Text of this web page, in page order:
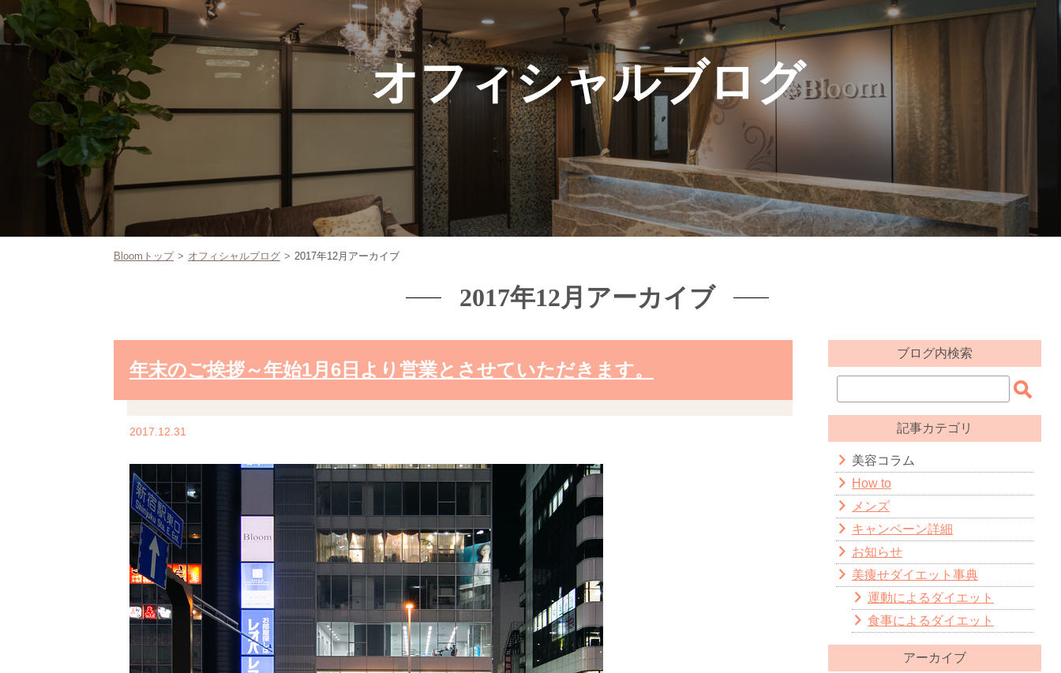
オフィシャルブログ
Bloomトップ オフィシャルブログ 2017年12月アーカイブ
2017年12月アーカイブ
年末のご挨拶～年始1月6日より営業とさせていただきます。
2017.12.31
ブログ内検索
記事カテゴリ
美容コラム
How to
メンズ
キャンペーン詳細
お知らせ
美痩せダイエット事典
運動によるダイエット
食事によるダイエット
アーカイブ